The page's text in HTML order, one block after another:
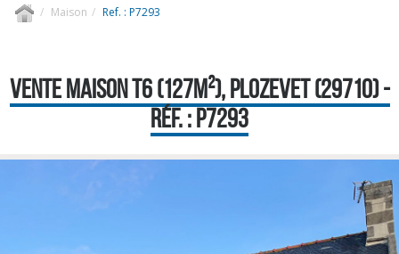
Maison Ref. : P7293
VENTE MAISON T6 (127M²), PLOZEVET (29710) -
RÉF. : P7293